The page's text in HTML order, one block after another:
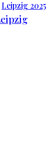
Leipzig 2025